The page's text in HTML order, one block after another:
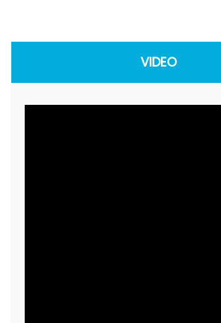
VIDEO